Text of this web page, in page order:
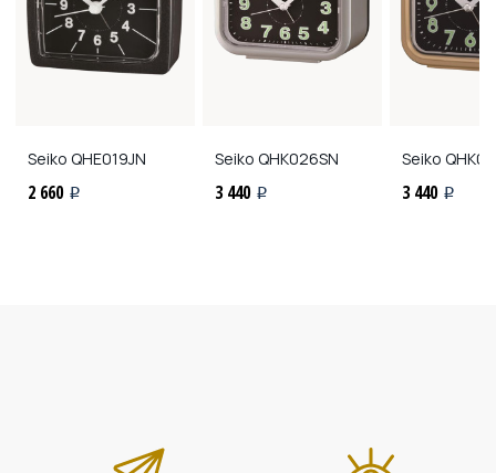
Seiko QHE019JN
2 660 i
Seiko QHK026SN
3 440 i
Seiko
3 440 i